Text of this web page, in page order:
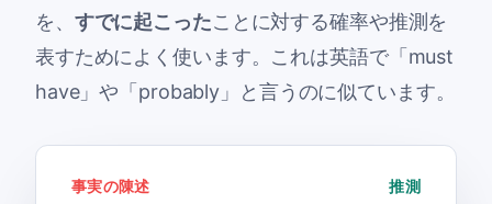
を、 すでに起こったことに対する確率や推測を
表すためによく使います。これは英語で「must
have」や「probably」と言うのに似ています。
事実の陳述 推測